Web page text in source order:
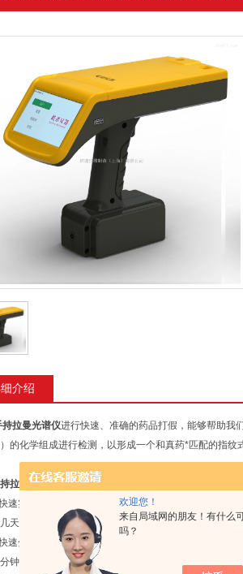
欢迎您！
来自局域网的朋友！有什么
吗？
介绍
持拉曼光谱仪进行快速、准确的药品打假，能够帮助我
的化学组成进行检测，以形成一个和真药*匹配的指纹
拉曼光谱仪的特点：
实现：
内即可完成现场的部署
分析：
内即可完成未知化学物质的分析